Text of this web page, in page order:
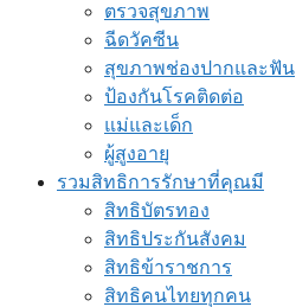
ตรวจสุขภาพ
ฉีดวัคซีน
สุขภาพช่องปากและฟัน
ป้องกันโรคติดต่อ
แม่และเด็ก
ผู้สูงอายุ
รวมสิทธิการรักษาที่คุณมี
สิทธิบัตรทอง
สิทธิประกันสังคม
สิทธิข้าราชการ
สิทธิคนไทยทุกคน